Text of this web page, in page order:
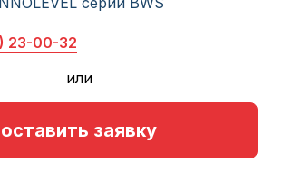
23-00-32
или
оставить заявку